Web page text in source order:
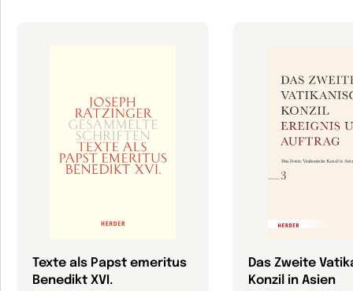
Texte als Papst emeritus
Benedikt XVI.
Das Zweite
Konzil in Asien